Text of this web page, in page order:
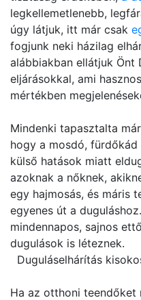
legkellemetlenebb,
úgy látjuk, itt már csak
fogjunk neki házilag
alábbiakban ellátjuk Önt
eljárásokkal, ami hasznos
mértékben
Mindenki tapasztalta
hogy a mosdó, fürdőkád
külső hatások miatt
azoknak a nőknek,
egy hajmosás, és máris
egyenes út a
mindennapos, sajnos
dugulások is léteznek.
Duguláselhárítás
Ha az otthoni teendőket